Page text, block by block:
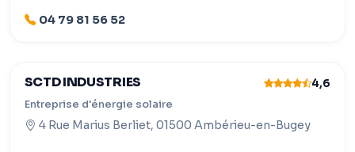
04 79 81 56 52
SCTD INDUSTRIES 4,6
Entreprise d'énergie solaire
4 Rue Marius Berliet, 01500 Ambérieu-en-Bugey